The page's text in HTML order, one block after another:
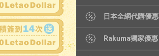
日本全網代購優惠
Rakuma獨家優惠
イ
20,930円
HK1,098.8元